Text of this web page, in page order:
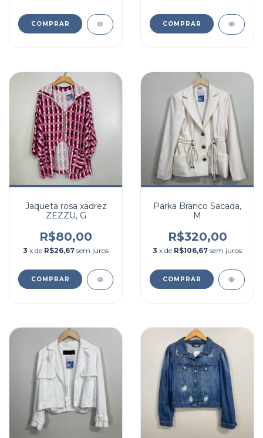
COMPRAR COMPRAR
Jaqueta rosa xadrez
ZEZZU, G
R$80,00
3 x de R$26,67 sem juros
COMPRAR
Parka Branco Sacada,
M
R$320,00
3 x de R$106,67 sem juros
COMPRAR